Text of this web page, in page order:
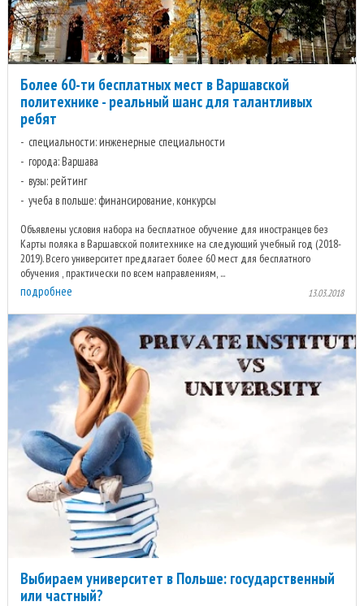
Более 60-ти бесплатных мест в Варшавской
политехнике - реальный шанс для талантливых
ребят
специальности: инженерные специальности
города: Варшава
вузы: рейтинг
учеба в польше: финансирование, конкурсы
Объявлены условия набора на бесплатное обучение для иностранцев без
Карты поляка в Варшавской политехнике на следующий учебный год (2018-
2019). Всего университет предлагает более 60 мест для бесплатного
обучения , практически по всем направлениям, ...
подробнее 13.03.2018
Выбираем университет в Польше: государственный
или частный?